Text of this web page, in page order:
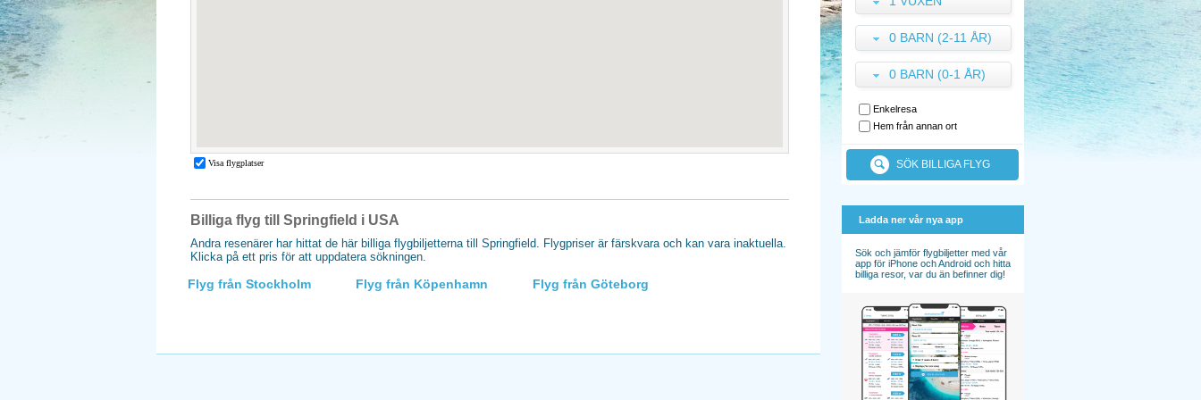
Billiga flyg till Springfield i USA
Andra resenärer har hittat de här billiga flygbiljetterna till Springfield. Flygpriser är färskvara och kan vara inaktuella.
Klicka på ett pris för att uppdatera sökningen.
Flyg från Stockholm Flyg från Köpenhamn Flyg från Göteborg
0 BARN (2-11 ÅR)
0 BARN (0-1 ÅR)
Enkelresa
Hem från annan ort
SÖK BILLIGA FLYG
Ladda ner vår nya app
Sök och jämför flygbiljetter med vår
app för iPhone och Android och hitta
billiga resor, var du än befinner dig!